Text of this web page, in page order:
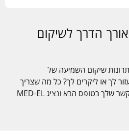
הדרך לשיקום
שיקום השמיעה של
לך או ליקרים לך? כל מה שצריך
שלך בטופס הבא ונציגMED-EL